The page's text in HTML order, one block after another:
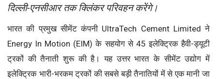
दिल्ली-एनसीआर तक क्लिंकर परिवहन करेंगे।
भारत की प्रमुख सीमेंट कंपनी UltraTech Cement Limited ने
Energy In Motion (EIM) के सहयोग से 45 इलेक्ट्रिक हैवी-ड्यूटी
ट्रकों की तैनाती शुरू की है। यह उत्तर भारत के सीमेंट उद्योग में
इलेक्ट्रिक भारी-भरकम ट्रकों की सबसे बड़ी तैनातियों में से एक मानी जा